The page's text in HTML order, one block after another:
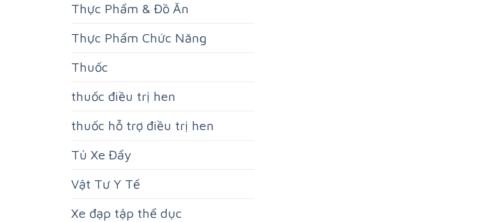
Thực Phẩm & Đồ Ăn
Thực Phẩm Chức Năng
Thuốc
thuốc điều trị hen
thuốc hỗ trợ điều trị hen
Tủ Xe Đẩy
Vật Tư Y Tế
Xe đạp tập thể dục